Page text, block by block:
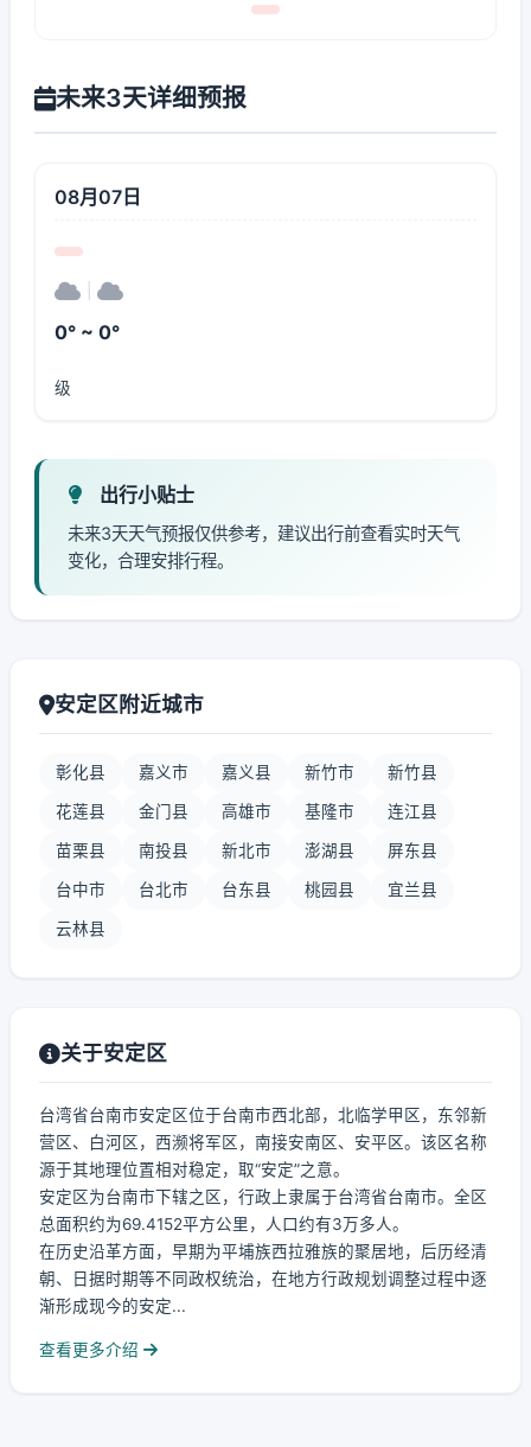
未来3天详细预报
08月07日
0° ~ 0°
级
出行小贴士
未来3天天气预报仅供参考，建议出行前查看实时天气
变化，合理安排行程。
安定区附近城市
彰化县 嘉义市 嘉义县 新竹市 新竹县
花莲县 金门县 高雄市 基隆市 连江县
苗栗县 南投县 新北市 澎湖县 屏东县
台中市 台北市 台东县 桃园县 宜兰县
云林县
关于安定区
台湾省台南市安定区位于台南市西北部，北临学甲区，东邻新
营区、白河区，西濒将军区，南接安南区、安平区。该区名称
源于其地理位置相对稳定，取“安定”之意。
安定区为台南市下辖之区，行政上隶属于台湾省台南市。全区
总面积约为69.4152平方公里，人口约有3万多人。
在历史沿革方面，早期为平埔族西拉雅族的聚居地，后历经清
朝、日据时期等不同政权统治，在地方行政规划调整过程中逐
渐形成现今的安定...
查看更多介绍